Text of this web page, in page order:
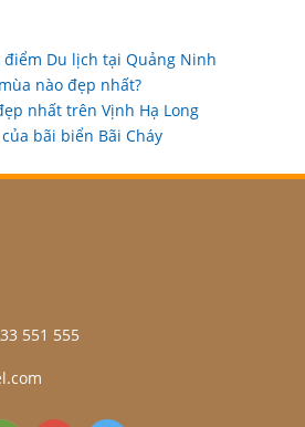
điểm Du lịch tại Quảng Ninh
nào đẹp nhất?
nhất trên Vịnh Hạ Long
bãi biển Bãi Cháy
551 555